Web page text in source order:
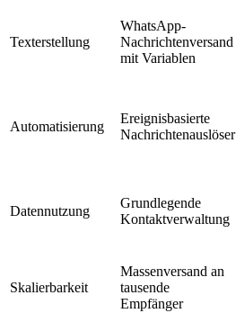
Texterstellung
WhatsApp-
Nachrichtenversand
mit Variablen
Automatisierung
Ereignisbasierte
Nachrichtenauslöser
Datennutzung
Grundlegende
Kontaktverwaltung
Skalierbarkeit
Massenversand an
tausende
Empfänger